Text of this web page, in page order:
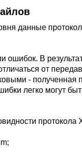
данные
ошибок. В
от
-
легко могут
протокола